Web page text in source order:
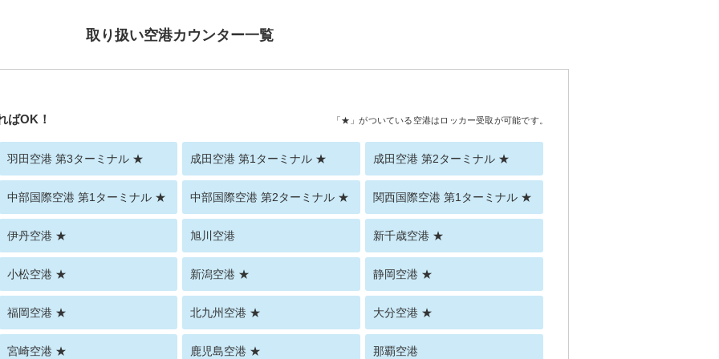
取り扱い空港カウンター一覧
ばOK！ 「★」がついている空港はロッカー受取が可能です。
羽田空港 第3ターミナル ★ 成田空港 第1ターミナル ★ 成田空港 第2ターミナル ★
中部国際空港 第1ターミナル ★ 中部国際空港 第2ターミナル ★ 関西国際空港 第1ターミナル ★
伊丹空港 ★ 旭川空港 新千歳空港 ★
小松空港 ★ 新潟空港 ★ 静岡空港 ★
福岡空港 ★ 北九州空港 ★ 大分空港 ★
宮崎空港 ★ 鹿児島空港 ★ 那覇空港